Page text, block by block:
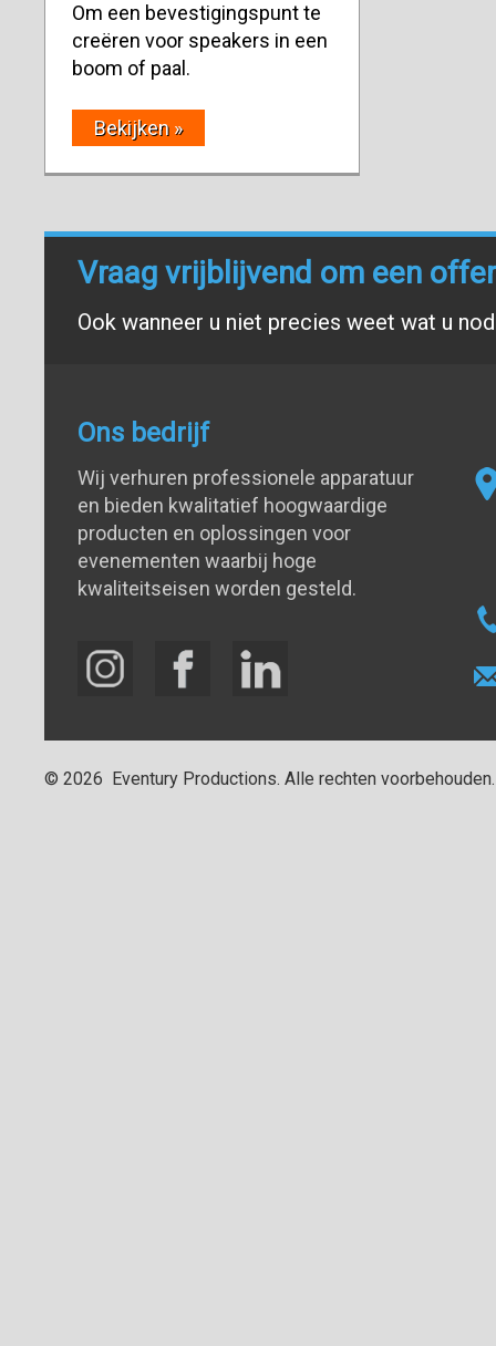
Om een bevestigingspunt te
creëren voor speakers in een
boom of paal.
Bekijken »
Vraag vrijblijvend om een
Ook wanneer u niet precies weet wat u
Ons bedrijf
Wij verhuren professionele apparatuur
en bieden kwalitatief hoogwaardige
producten en oplossingen voor
evenementen waarbij hoge
kwaliteitseisen worden gesteld.
© 2026 Eventury Productions. Alle rechten voorbehouden.